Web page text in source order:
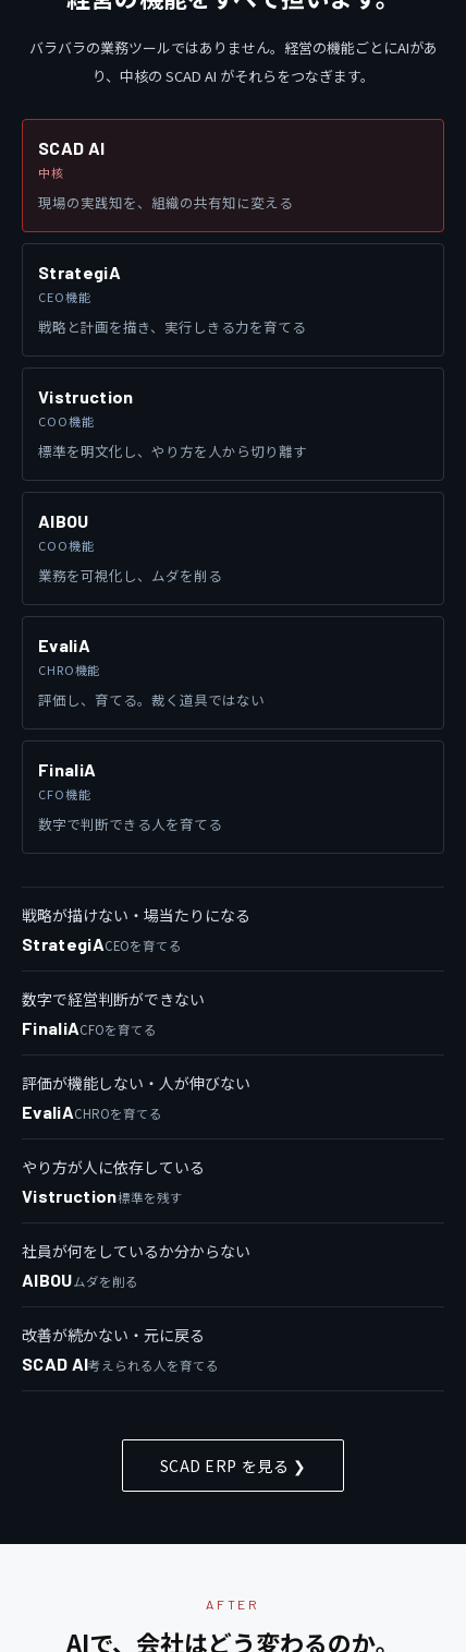
バラバラの業務ツールではありません。経営の機能ごとにAIがあ
り、中核の SCAD AI がそれらをつなぎます。
SCAD AI
中核
現場の実践知を、組織の共有知に変える
StrategiA
CEO機能
戦略と計画を描き、実行しきる力を育てる
Vistruction
COO機能
標準を明文化し、やり方を人から切り離す
AIBOU
COO機能
業務を可視化し、ムダを削る
EvaliA
CHRO機能
評価し、育てる。裁く道具ではない
FinaliA
CFO機能
数字で判断できる人を育てる
戦略が描けない・場当たりになる
StrategiACEOを育てる
数字で経営判断ができない
FinaliACFOを育てる
評価が機能しない・人が伸びない
EvaliACHROを育てる
やり方が人に依存している
Vistruction標準を残す
社員が何をしているか分からない
AIBOUムダを削る
改善が続かない・元に戻る
SCAD AI考えられる人を育てる
SCAD ERP を見る ❯
AFTER
AIで、会社はどう変わるのか。